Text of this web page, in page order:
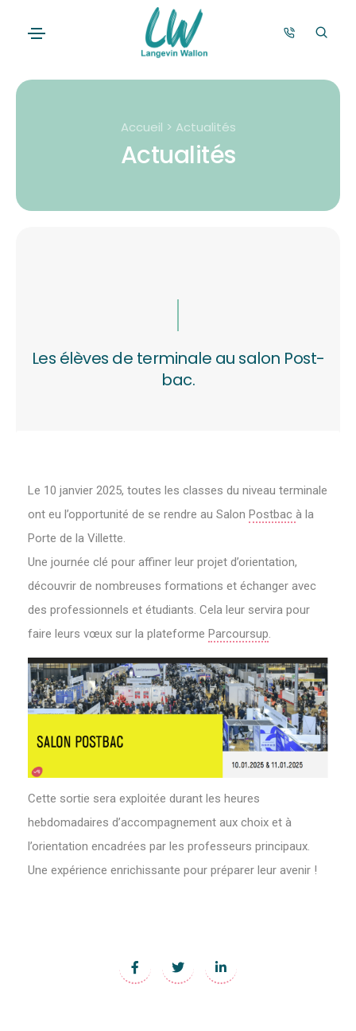
Accueil > Actualités
Actualités
Les élèves de terminale au salon Post-
bac.
Le 10 janvier 2025, toutes les classes du niveau terminale
ont eu l’opportunité de se rendre au Salon Postbac à la
Porte de la Villette.
Une journée clé pour affiner leur projet d’orientation,
découvrir de nombreuses formations et échanger avec
des professionnels et étudiants. Cela leur servira pour
faire leurs vœux sur la plateforme Parcoursup.
Cette sortie sera exploitée durant les heures
hebdomadaires d’accompagnement aux choix et à
l’orientation encadrées par les professeurs principaux.
Une expérience enrichissante pour préparer leur avenir !